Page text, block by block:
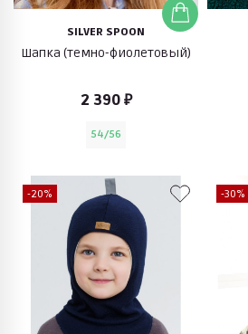
SILVER SPOON
Шапка (темно-фиолетовый)
2 390 ₽
54/56
-20% -30%